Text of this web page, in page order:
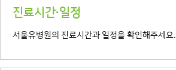
진료시간·일정
서울유병원의 진료시간과 일정을 확인해주세요.